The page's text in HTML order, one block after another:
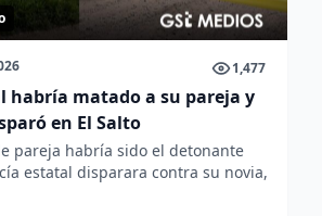
1,477
habría matado a su pareja y
en El Salto
pareja habría sido el detonante
estatal disparara contra su novia,